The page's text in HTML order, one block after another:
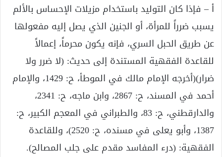
أ – فإذا كان التوليد باستخدام مزيلات الإحساس بالألم
يسبب ضرراً للمرأة، أو الجنين الذي يصل إليه مفعولها
عن طريق الحبل السري، فإنه يكون محرماً، إعمالاً
للقاعدة الفقهية المستندة إلى حديث: (لا ضرر ولا
ضرار)(أخرجه الإمام مالك في الموطأ، ح: 1429، والإمام
أحمد في المسند، ح: 2867، وابن ماجه، ح: 2341،
والدارقطني، ح: 83، والطبراني في المعجم الكبير، ح:
1387، وأبو يعلى في مسنده، ح: 2520)، وللقاعدة
الفقهية: (درء المفاسد مقدم على جلب المصالح).